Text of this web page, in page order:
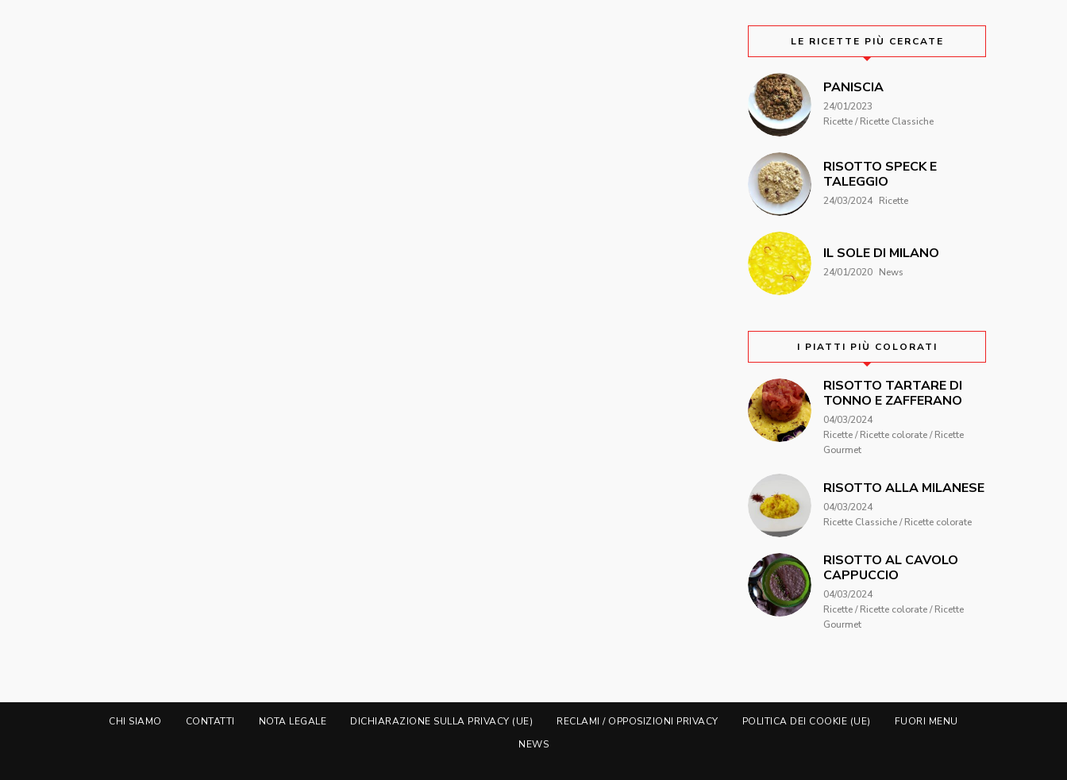
LE RICETTE PIÙ CERCATE
PANISCIA
24/01/2023
Ricette / Ricette Classiche
RISOTTO SPECK E
TALEGGIO
24/03/2024 Ricette
IL SOLE DI MILANO
24/01/2020 News
I PIATTI PIÙ COLORATI
RISOTTO TARTARE DI
TONNO E ZAFFERANO
04/03/2024
Ricette / Ricette colorate / Ricette
Gourmet
RISOTTO ALLA MILANESE
04/03/2024
Ricette Classiche / Ricette colorate
RISOTTO AL CAVOLO
CAPPUCCIO
04/03/2024
Ricette / Ricette colorate / Ricette
Gourmet
CHI SIAMO CONTATTI NOTA LEGALE DICHIARAZIONE SULLA PRIVACY (UE) RECLAMI / OPPOSIZIONI PRIVACY POLITICA DEI COOKIE (UE)
FUORI MENU
NEWS